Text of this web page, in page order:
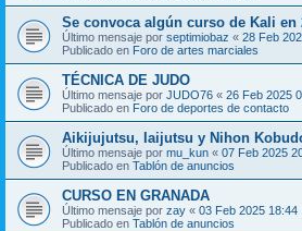
Se convoca algún curso de Kali en
Último mensaje por septimiobaz « 28 Feb
Publicado en Foro de artes marciales
TÉCNICA DE JUDO
Último mensaje por JUDO76 « 26 Feb 2025
Publicado en Foro de deportes de contacto
Aikijujutsu, Iaijutsu y Nihon
Último mensaje por mu_kun « 07 Feb 2025
Publicado en Tablón de anuncios
CURSO EN GRANADA
Último mensaje por zay « 03 Feb 2025 18:44
Publicado en Tablón de anuncios